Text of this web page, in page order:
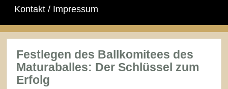
Kontakt / Impressum
Festlegen des Ballkomitees des
Maturaballes: Der Schlüssel zum
Erfolg